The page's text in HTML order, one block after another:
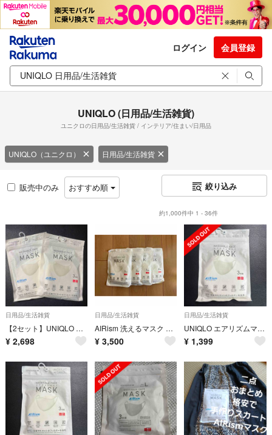
ログイン 会員登録
UNIQLO (日用品/生活雑貨)
ユニクロの日用品/生活雑貨 / インテリア/住まい/日用品
UNIQLO（ユニクロ） 日用品/生活雑貨
販売中のみ おすすめ順 絞り込み
約1,000件中 1 - 36件
日用品/生活雑貨
【2セット】UNIQLO エアリズムマスク3P ホワイト Lサイズ
¥ 2,698
日用品/生活雑貨
AIRism 洗えるマスク Mサイズ 3枚入り4セット
¥ 3,500
日用品/生活雑貨
UNIQLO エアリズムマスク3P ホワイト Lサイズ
¥ 1,399